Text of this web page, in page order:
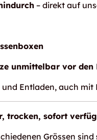
– direkt auf
unmittelbar vor den
Entladen, auch mit
trocken, sofort
Grössen sind